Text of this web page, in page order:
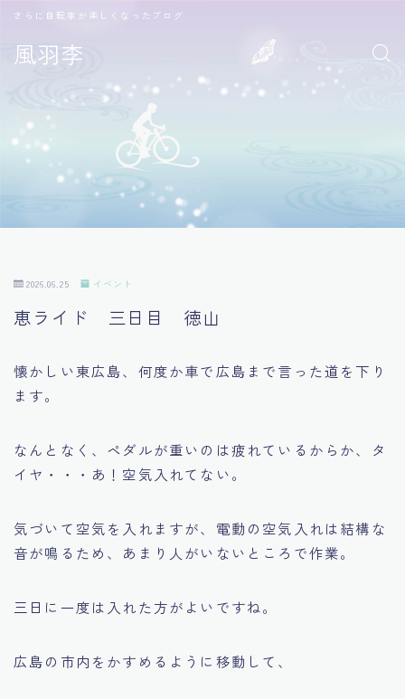
風羽李
さらに自転車が楽しくなったブログ
2026.06.25 イベント
恵ライド 三日目 徳山
懐かしい東広島、何度か車で広島まで言った道を下り
ます。
なんとなく、ペダルが重いのは疲れているからか、タ
イヤ・・・あ！空気入れてない。
気づいて空気を入れますが、電動の空気入れは結構な
音が鳴るため、あまり人がいないところで作業。
三日に一度は入れた方がよいですね。
広島の市内をかすめるように移動して、